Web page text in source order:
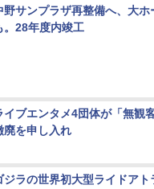
野サンプラザ再整備へ、大ホ
。28年度内竣工
イブエンタメ4団体が「無観
廃を申し入れ
ジラの世界初大型ライドア